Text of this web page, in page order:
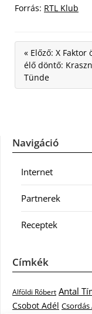
Forrás: RTL Klub
« Előző: X Faktor
élő döntő:
Tünde
Navigáció
Internet
Partnerek
Receptek
Címkék
Alföldi Róbert Antal
Csobot Adél Csordás